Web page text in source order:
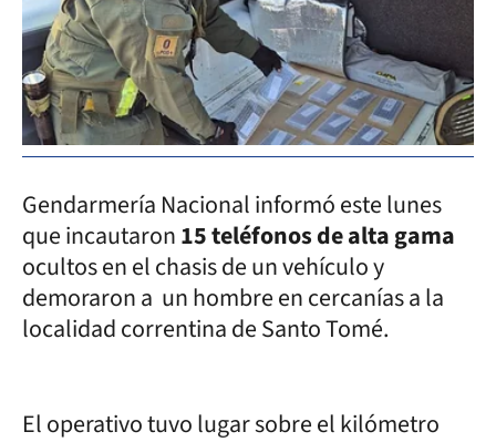
Gendarmería Nacional informó este lunes
que incautaron15 teléfonos de alta gama
ocultos en el chasis de un vehículo y
demoraron a un hombre en cercanías a la
localidad correntina de Santo Tomé.
El operativo tuvo lugar sobre el kilómetro